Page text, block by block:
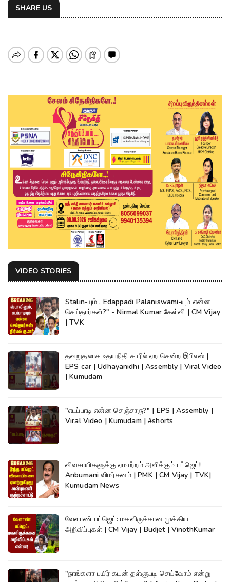
SHARE US
VIDEO STORIES
Stalin-யும் , Edappadi Palaniswami-யும் என்ன
செய்தார்கள்?" - Nirmal Kumar கேள்வி | CM Vijay
| TVK
தவறுதலாக உதயநிதி காரில் ஏற சென்ற இபிஎஸ் |
EPS car | Udhayanidhi | Assembly | Viral Video
| Kumudam
"எடப்பாடி என்ன செஞ்சாரு?" | EPS | Assembly |
Viral Video | Kumudam | #shorts
விவசாயிகளுக்கு ஏமாற்றம் அளிக்கும் பட்ஜெட்!
Anbumani விமர்சனம் | PMK | CM Vijay | TVK|
Kumudam News
வேளாண் பட்ஜெட்: மகளிருக்கான முக்கிய
அறிவிப்புகள் | CM Vijay | Budjet | VinothKumar
"நாங்களா பயிர் கடன் தள்ளுபடி செய்வோம் என்று